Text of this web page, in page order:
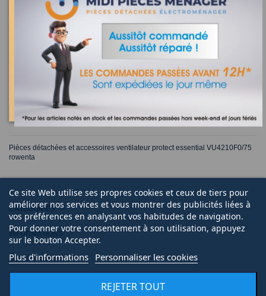
Définitivement épuisé
HELICE VENTILATEUR
VU4210 CS-00000534
6,59 €
VIEW
Pièces détachées et accessoires ventilateur protect essential VU4210F0/75
rowenta
CATÉGORIES
INFORMATIONS
NOUS CONTACTER
Ce site Web utilise ses propres cookies et ceux de tiers pour
améliorer nos services et vous montrer des publicités liées à
vos préférences en analysant vos habitudes de navigation.
Pour donner votre consentement à son utilisation, appuyez
sur le bouton Accepter.
Plus d'informations Personnaliser les cookies
REJETER TOUT